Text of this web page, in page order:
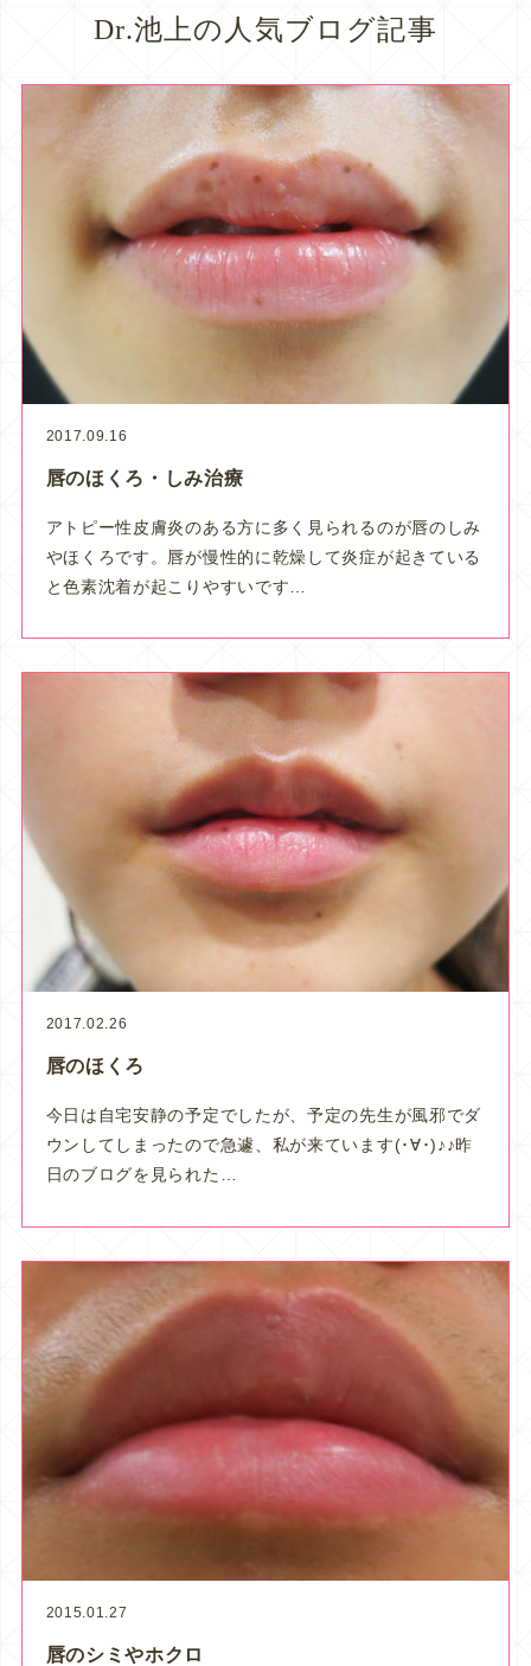
Dr.池上の人気ブログ記事
2017.09.16
唇のほくろ・しみ治療
アトピー性皮膚炎のある方に多く見られるのが唇のしみ
やほくろです。唇が慢性的に乾燥して炎症が起きている
と色素沈着が起こりやすいです…
2017.02.26
唇のほくろ
今日は自宅安静の予定でしたが、予定の先生が風邪でダ
ウンしてしまったので急遽、私が来ています(･∀･)♪♪昨
日のブログを見られた…
2015.01.27
唇のシミやホクロ